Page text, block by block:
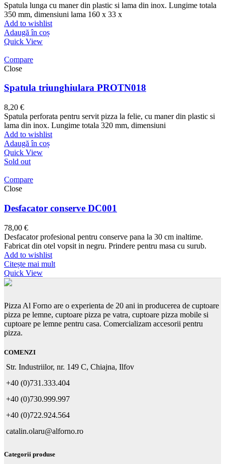
Spatula lunga cu maner din plastic si lama din inox. Lungime totala
350 mm, dimensiuni lama 160 x 33 x
Add to wishlist
Adaugă în coș
Quick View
Compare
Close
Spatula triunghiulara PROTN018
8,20 €
Spatula perforata pentru servit pizza la felie, cu maner din plastic si
lama din inox. Lungime totala 320 mm, dimensiuni
Add to wishlist
Adaugă în coș
Quick View
Sold out
Compare
Close
Desfacator conserve DC001
78,00 €
Desfacator profesional pentru conserve pana la 30 cm inaltime.
Fabricat din otel vopsit in negru. Prindere pentru masa cu surub.
Add to wishlist
Citește mai mult
Quick View
Pizza Al Forno are o experienta de 20 ani in producerea de cuptoare
pizza pe lemne, cuptoare pizza pe vatra, cuptoare pizza mobile si
cuptoare pe lemne pentru casa. Comercializam accesorii pentru
pizza.
COMENZI
Str. Industriilor, nr. 149 C, Chiajna, Ilfov
+40 (0)731.333.404
+40 (0)730.999.997
+40 (0)722.924.564
catalin.olaru@alforno.ro
Categorii produse